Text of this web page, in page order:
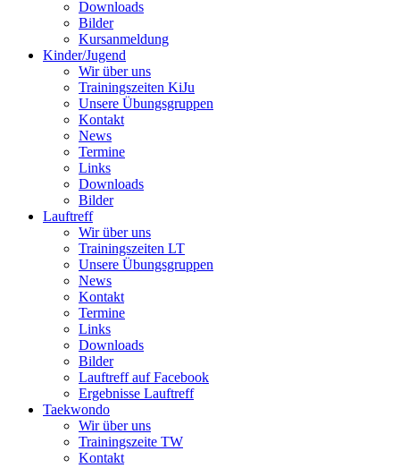
Downloads
Bilder
Kursanmeldung
Kinder/Jugend
Wir über uns
Trainingszeiten KiJu
Unsere Übungsgruppen
Kontakt
News
Termine
Links
Downloads
Bilder
Lauftreff
Wir über uns
Trainingszeiten LT
Unsere Übungsgruppen
News
Kontakt
Termine
Links
Downloads
Bilder
Lauftreff auf Facebook
Ergebnisse Lauftreff
Taekwondo
Wir über uns
Trainingszeite TW
Kontakt